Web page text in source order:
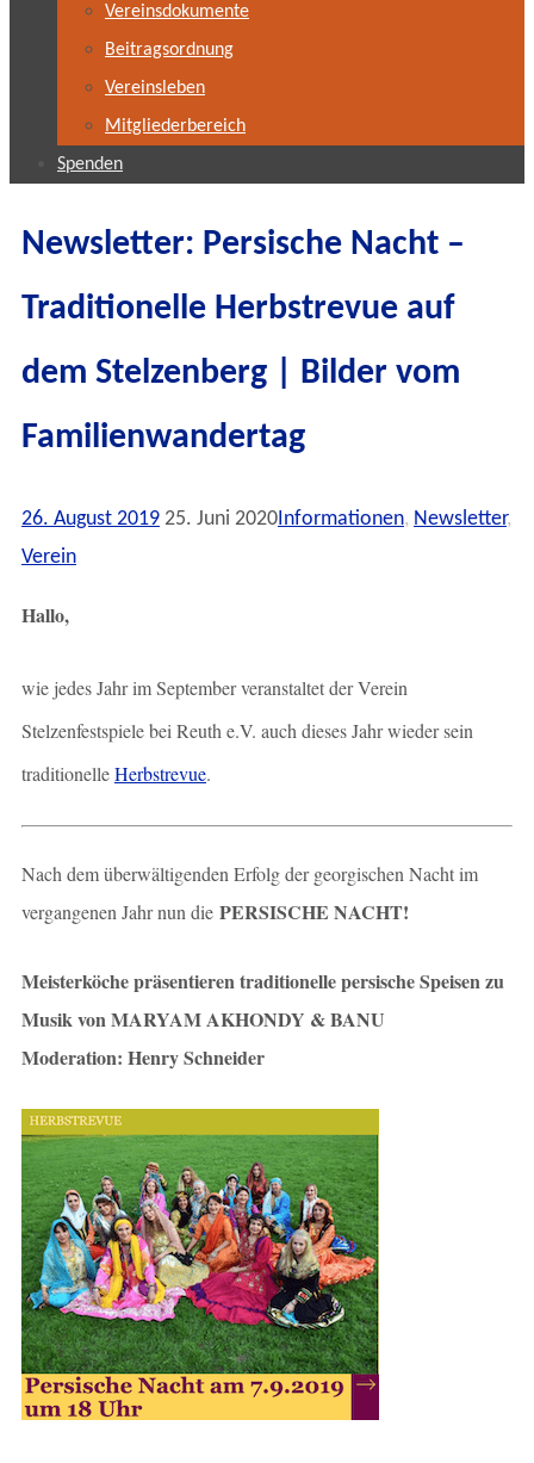
Vereinsdokumente
Beitragsordnung
Vereinsleben
Mitgliederbereich
Spenden
Newsletter: Persische Nacht –
Traditionelle Herbstrevue auf
dem Stelzenberg | Bilder vom
Familienwandertag
26. August 2019 25. Juni 2020 Informationen, Newsletter,
Verein
Hallo,
wie jedes Jahr im September veranstaltet der Verein
Stelzenfestspiele bei Reuth e.V. auch dieses Jahr wieder sein
traditionelleHerbstrevue.
Nach dem überwältigenden Erfolg der georgischen Nacht im
vergangenen Jahr nun die PERSISCHE NACHT!
Meisterköche präsentieren traditionelle persische Speisen zu
Musik von MARYAM AKHONDY & BANU
Moderation: Henry Schneider